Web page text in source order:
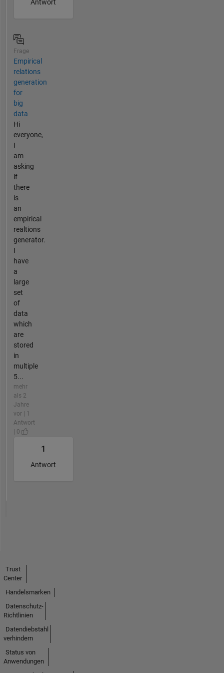
Antwort
Frage
Empirical
relations
generation
for
big
data
Hi
everyone,
I
am
asking
if
there
is
an
empirical
realtions
generator.
I
have
a
large
set
of
data
which
are
stored
in
multiple
5...
mehr
als 2
Jahre
vor | 1
Antwort
| 0
1
Antwort
Trust
Center
Handelsmarken
Datenschutz-
Richtlinien
Datendiebstahl
verhindern
Status von
Anwendungen